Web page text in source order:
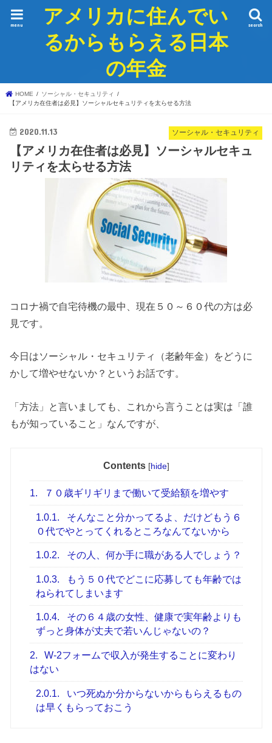
アメリカに住んでい
るからもらえる日本
の年金
search
menu
HOME
ソーシャル・セキュリティ
【アメリカ在住者は必見】ソーシャルセキュリティを太らせる方法
ソーシャル・セキュリティ
2020.11.13
【アメリカ在住者は必見】ソーシャルセキュ
リティを太らせる方法
コロナ禍で自宅待機の最中、現在５０～６０代の方は必
見です。
今日はソーシャル・セキュリティ（老齢年金）をどうに
かして増やせないか？というお話です。
「方法」と言いましても、これから言うことは実は「誰
もが知っていること」なんですが、
Contents [hide]
1. ７０歳ギリギリまで働いて受給額を増やす
1.0.1.
そんなこと分かってるよ、だけどもう６
０代でやとってくれるところなんてないから
1.0.2. その人、何か手に職がある人でしょう？
1.0.3.
もう５０代でどこに応募しても年齢では
ねられてしまいます
1.0.4.
その６４歳の女性、健康で実年齢よりも
ずっと身体が丈夫で若いんじゃないの？
2.
W-2フォームで収入が発生することに変わり
はない
2.0.1.
いつ死ぬか分からないからもらえるもの
は早くもらっておこう